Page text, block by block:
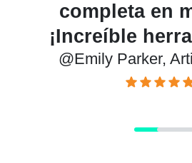
crear contenido
@Jason Miller,